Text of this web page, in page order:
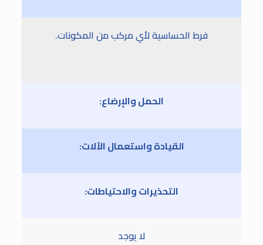
فرط الحساسية لأي مركب من المكونات.
الحمل والإرضاع:
القيادة واستعمال الآلات:
التحذيرات والاحتياطات:
لا يوجد